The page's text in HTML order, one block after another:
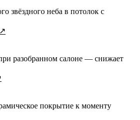
звёздного неба в потолок с
разобранном салоне — снижает
покрытие к моменту